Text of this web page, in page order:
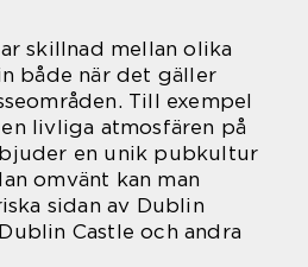
skillnad mellan olika
både när det gäller
Till exempel
livliga atmosfären på
en unik pubkultur
omvänt kan man
sidan av Dublin
Castle och andra